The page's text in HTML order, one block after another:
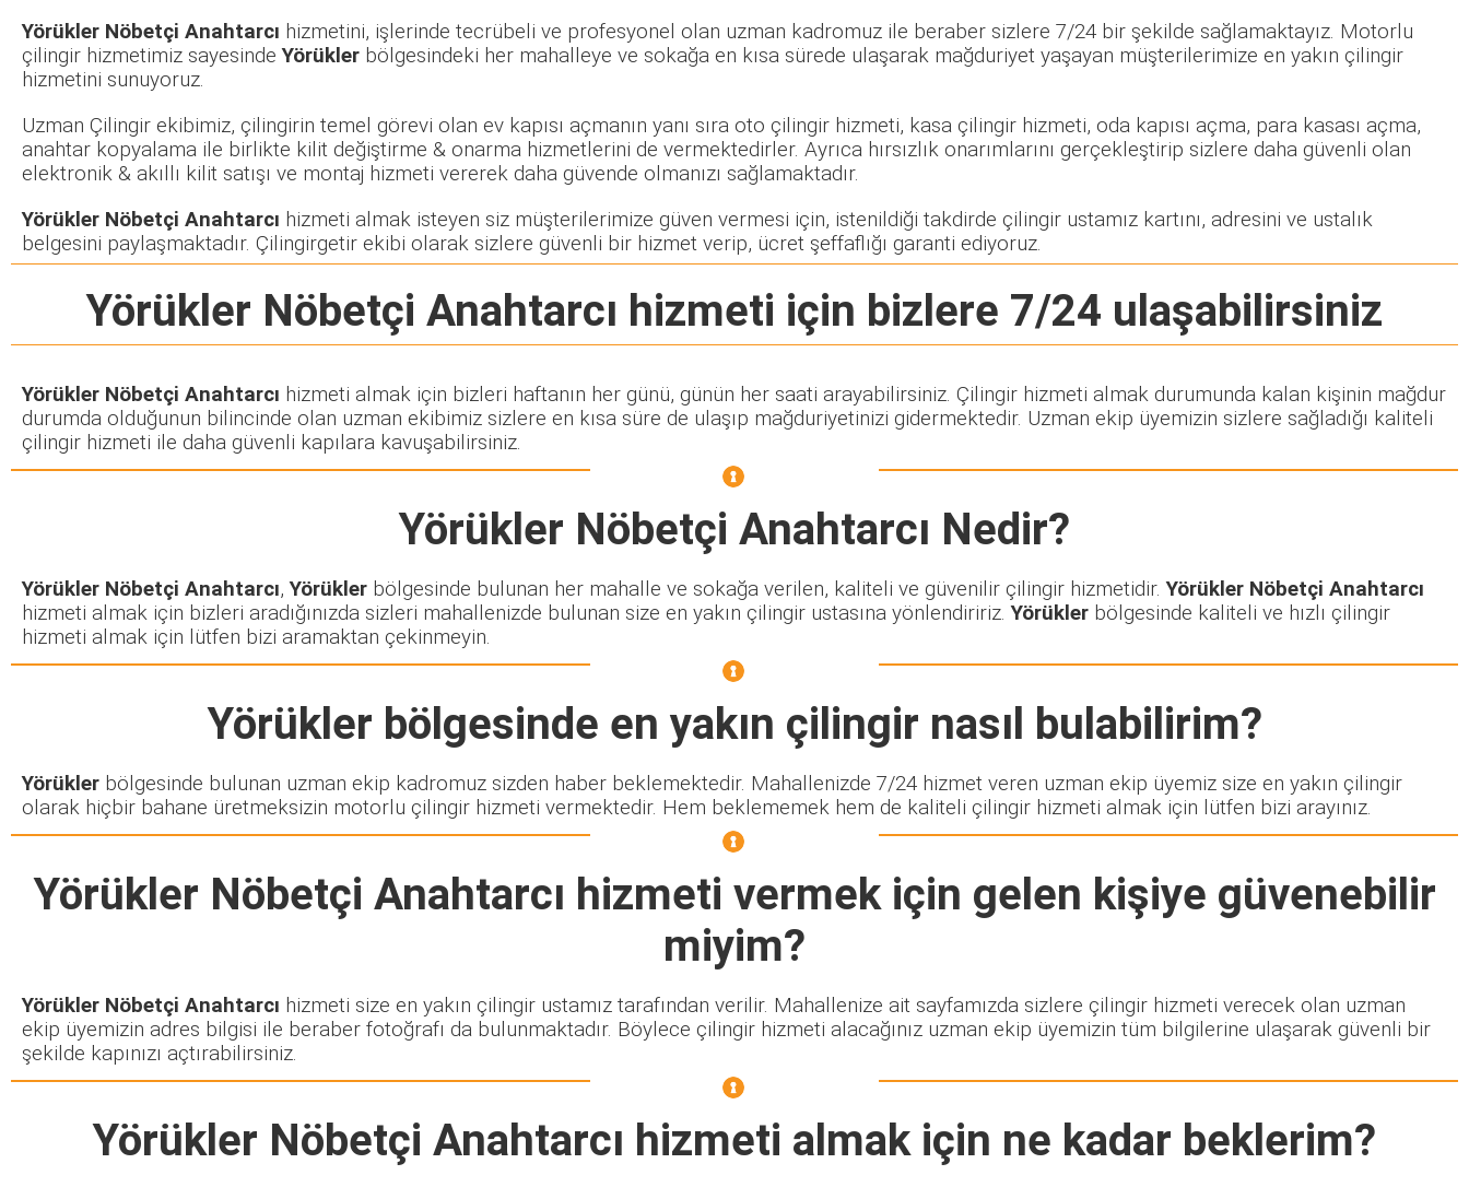
Yörükler Nöbetçi Anahtarcı hizmetini, işlerinde tecrübeli ve profesyonel olan uzman kadromuz ile beraber sizlere 7/24 bir şekilde sağlamaktayız. Motorlu
çilingir hizmetimiz sayesindeYörükler bölgesindeki her mahalleye ve sokağa en kısa sürede ulaşarak mağduriyet yaşayan müşterilerimize en yakın çilingir
hizmetini sunuyoruz.
Uzman Çilingir ekibimiz, çilingirin temel görevi olan ev kapısı açmanın yanı sıra oto çilingir hizmeti, kasa çilingir hizmeti, oda kapısı açma, para kasası açma,
anahtar kopyalama ile birlikte kilit değiştirme & onarma hizmetlerini de vermektedirler. Ayrıca hırsızlık onarımlarını gerçekleştirip sizlere daha güvenli olan
elektronik & akıllı kilit satışı ve montaj hizmeti vererek daha güvende olmanızı sağlamaktadır.
Yörükler Nöbetçi Anahtarcı hizmeti almak isteyen siz müşterilerimize güven vermesi için, istenildiği takdirde çilingir ustamız kartını, adresini ve ustalık
belgesini paylaşmaktadır. Çilingirgetir ekibi olarak sizlere güvenli bir hizmet verip, ücret şeffaflığı garanti ediyoruz.
Yörükler Nöbetçi Anahtarcı hizmeti için bizlere 7/24 ulaşabilirsiniz
Yörükler Nöbetçi Anahtarcı hizmeti almak için bizleri haftanın her günü, günün her saati arayabilirsiniz. Çilingir hizmeti almak durumunda kalan kişinin mağdur
durumda olduğunun bilincinde olan uzman ekibimiz sizlere en kısa süre de ulaşıp mağduriyetinizi gidermektedir. Uzman ekip üyemizin sizlere sağladığı kaliteli
çilingir hizmeti ile daha güvenli kapılara kavuşabilirsiniz.
Yörükler Nöbetçi Anahtarcı Nedir?
Yörükler Nöbetçi Anahtarcı,Yörükler bölgesinde bulunan her mahalle ve sokağa verilen, kaliteli ve güvenilir çilingir hizmetidir.Yörükler Nöbetçi Anahtarcı
hizmeti almak için bizleri aradığınızda sizleri mahallenizde bulunan size en yakın çilingir ustasına yönlendiririz.Yörükler bölgesinde kaliteli ve hızlı çilingir
hizmeti almak için lütfen bizi aramaktan çekinmeyin.
Yörükler bölgesinde en yakın çilingir nasıl bulabilirim?
Yörükler bölgesinde bulunan uzman ekip kadromuz sizden haber beklemektedir. Mahallenizde 7/24 hizmet veren uzman ekip üyemiz size en yakın çilingir
olarak hiçbir bahane üretmeksizin motorlu çilingir hizmeti vermektedir. Hem beklememek hem de kaliteli çilingir hizmeti almak için lütfen bizi arayınız.
Yörükler Nöbetçi Anahtarcı hizmeti vermek için gelen kişiye güvenebilir
miyim?
Yörükler Nöbetçi Anahtarcı hizmeti size en yakın çilingir ustamız tarafından verilir. Mahallenize ait sayfamızda sizlere çilingir hizmeti verecek olan uzman
ekip üyemizin adres bilgisi ile beraber fotoğrafı da bulunmaktadır. Böylece çilingir hizmeti alacağınız uzman ekip üyemizin tüm bilgilerine ulaşarak güvenli bir
şekilde kapınızı açtırabilirsiniz.
Yörükler Nöbetçi Anahtarcı hizmeti almak için ne kadar beklerim?